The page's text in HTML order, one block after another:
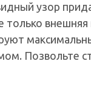
узор
внешняя
Позвольте